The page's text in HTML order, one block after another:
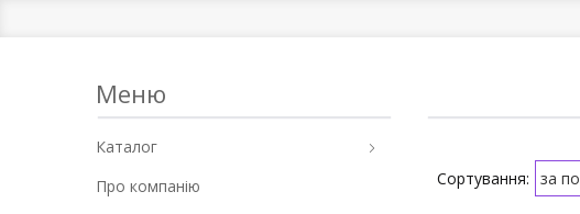
Каталог
Про компанію